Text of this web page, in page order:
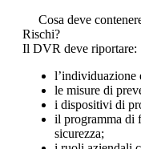
Cosa deve
Rischi?
Il DVR deve riportare:
l’individuazione
le misure di
i dispositivi di
il programma di
sicurezza;